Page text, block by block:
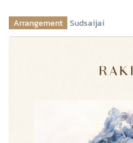
Arrangement Sudsaijai